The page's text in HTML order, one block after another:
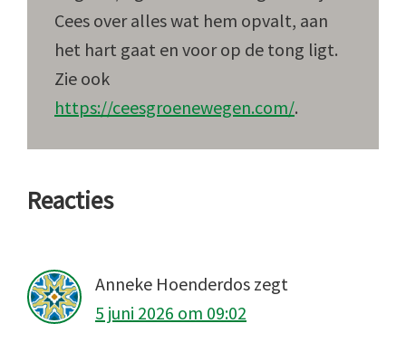
Cees over alles wat hem opvalt, aan
het hart gaat en voor op de tong ligt.
Zie ook
https://ceesgroenewegen.com/.
Lees
Reacties
Anneke Hoenderdos zegt
5 juni 2026 om 09:02